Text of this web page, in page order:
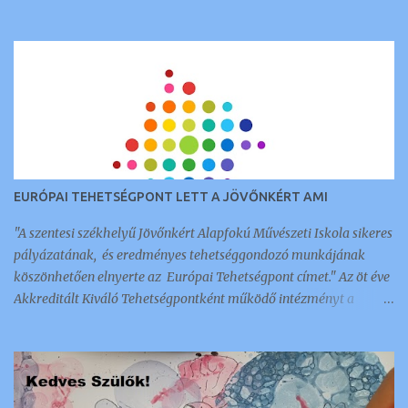
EURÓPAI TEHETSÉGPONT LETT A JÖVŐNKÉRT AMI
"A szentesi székhelyű Jövőnkért Alapfokú Művészeti Iskola sikeres
pályázatának, és eredményes tehetséggondozó munkájának
köszönhetően elnyerte az Európai Tehetségpont címet." Az öt éve
Akkreditált Kiváló Tehetségpontként működő intézményt a
rendelkezik a kontinensen. Az a tehetséggondozó szervezet lehet
Európai Tehetségpont: aki rendelkezik a tehetségek fejlesztésével